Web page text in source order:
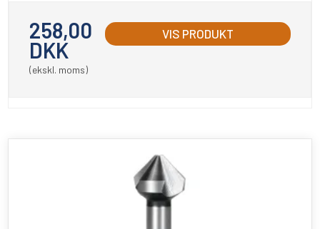
258,00
DKK
(ekskl. moms)
VIS PRODUKT